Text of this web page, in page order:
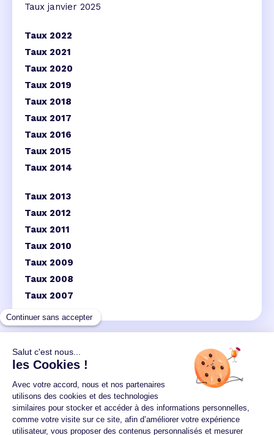
Taux janvier 2025
Taux 2022
Taux 2021
Taux 2020
Taux 2019
Taux 2018
Taux 2017
Taux 2016
Taux 2015
Taux 2014
Taux 2013
Taux 2012
Taux 2011
Taux 2010
Taux 2009
Taux 2008
Taux 2007
Un crédit vous engage et doit être remboursé.
Vérifiez vos capacités de remboursement avant de
vous engager.